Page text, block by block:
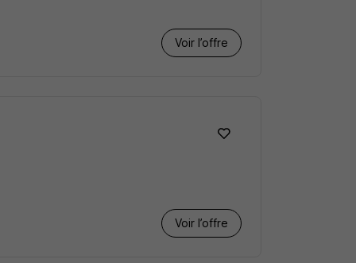
Voir l’offre
Voir l’offre